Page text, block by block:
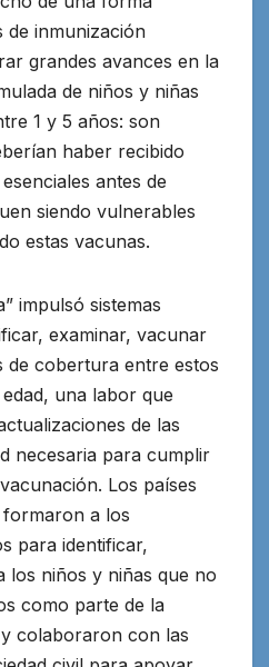
de inmunización
grandes avances en la
de niños y niñas
1 y 5 años: son
haber recibido
antes de
siendo vulnerables
estas vacunas.
impulsó sistemas
examinar, vacunar
de cobertura entre estos
una labor que
de las
necesaria para cumplir
Los países
a los
para identificar,
los niños y niñas que no
como parte de la
colaboraron con las